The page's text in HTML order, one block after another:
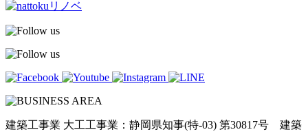
建築工事業 大工工事業：静岡県知事(特-03) 第30817号 建築